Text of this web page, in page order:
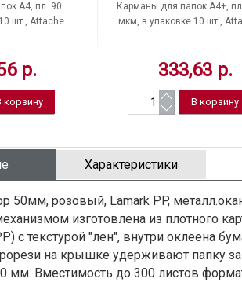
A4, пл. 90
шт., Attache
р.
Карманы для папок A4+,
мкм, в упаковке 10 шт.,
333,63 р.
Характеристики
50мм, розовый, Lamark PP,
изготовлена из плотного
с текстурой "лен", внутри оклеена
на крышке удерживают папку
мм. Вместимость до 300 листов